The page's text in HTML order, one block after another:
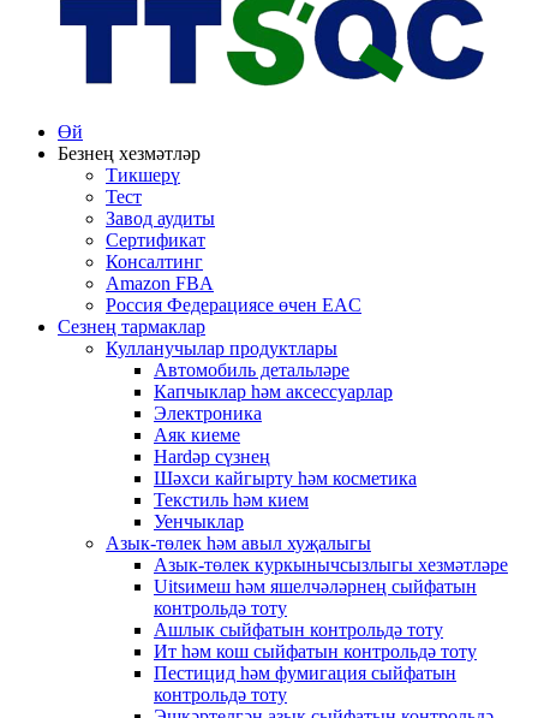
Өй
Безнең хезмәтләр
Тикшерү
Тест
Завод аудиты
Сертификат
Консалтинг
Amazon FBA
Россия Федерациясе өчен EAC
Сезнең тармаклар
Кулланучылар продуктлары
Автомобиль детальләре
Капчыклар һәм аксессуарлар
Электроника
Аяк киеме
Hardәр сүзнең
Шәхси кайгырту һәм косметика
Текстиль һәм кием
Уенчыклар
Азык-төлек һәм авыл хуҗалыгы
Азык-төлек куркынычсызлыгы хезмәтләре
Uitsимеш һәм яшелчәләрнең сыйфатын
контрольдә тоту
Ашлык сыйфатын контрольдә тоту
Ит һәм кош сыйфатын контрольдә тоту
Пестицид һәм фумигация сыйфатын
контрольдә тоту